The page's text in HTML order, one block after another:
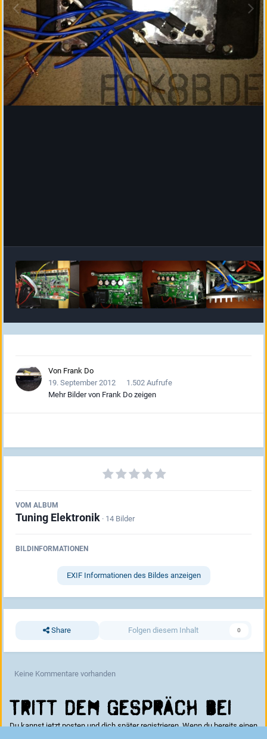
Von Frank Do
19. September 2012
1.502 Aufrufe
Mehr Bilder von Frank Do zeigen
VOM ALBUM
Tuning Elektronik · 14 Bilder
BILDINFORMATIONEN
EXIF Informationen des Bildes anzeigen
Share Folgen diesem Inhalt 0
Keine Kommentare vorhanden
Tritt dem Gespräch bei
Du kannst jetzt posten und dich später registrieren. Wenn du bereits einen